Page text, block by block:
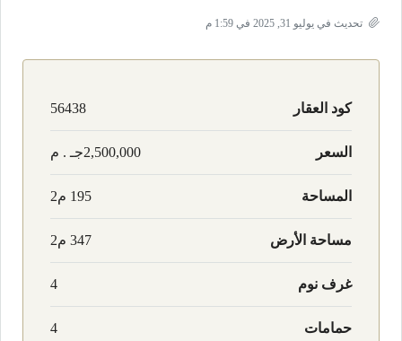
تحديث في يوليو 31, 2025 في 1:59 م
كود العقار 56438
السعر 2,500,000جـ . م
المساحة 195 م2
مساحة الأرض 347 م2
غرف نوم 4
حمامات 4